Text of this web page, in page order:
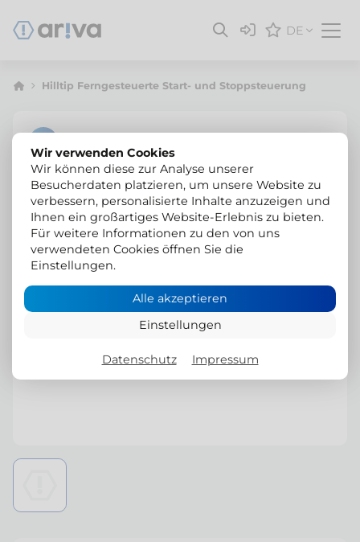
DE
Hilltip Ferngesteuerte Start- und Stoppsteuerung
Wir verwenden Cookies
Wir können diese zur Analyse unserer
Besucherdaten platzieren, um unsere Website zu
verbessern, personalisierte Inhalte anzuzeigen und
Ihnen ein großartiges Website-Erlebnis zu bieten.
Für weitere Informationen zu den von uns
verwendeten Cookies öffnen Sie die
Einstellungen.
Alle akzeptieren
Einstellungen
Datenschutz Impressum